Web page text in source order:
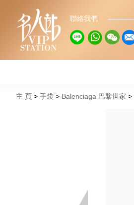
聯絡我們
主 頁 手袋 Balenciaga 巴黎世家